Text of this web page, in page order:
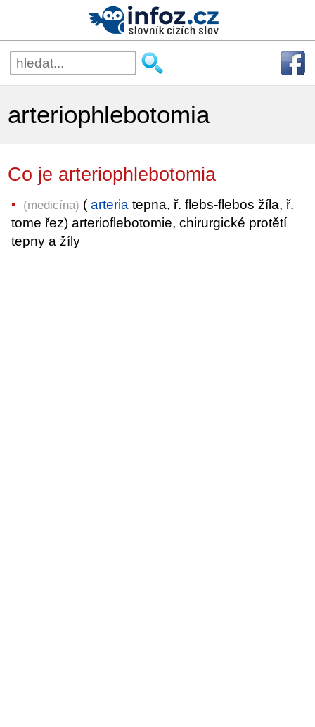
arteriophlebotomia
Co je arteriophlebotomia
(medicína) (arteria tepna, ř. flebs-flebos žíla, ř.
tome řez) arterioflebotomie, chirurgické protětí
tepny a žíly